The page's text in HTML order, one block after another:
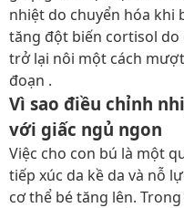
nhiệt do chuyển hóa khi
tăng đột biến cortisol do
trở lại nôi một cách
đoạn .
Vì sao điều chỉnh
với giấc ngủ ngon
Việc cho con bú là một
tiếp xúc da kề da và nỗ
cơ thể bé tăng lên.